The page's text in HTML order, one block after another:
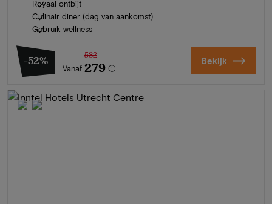
Royaal ontbijt
Culinair diner (dag van aankomst)
Gebruik wellness
-52%
Vanaf
582
279 Bekijk